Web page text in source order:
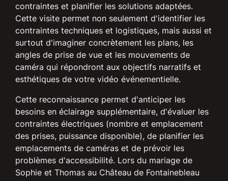
contraintes et planifier les solutions adaptées.
Cette visite permet non seulement d'identifier les
contraintes techniques et logistiques, mais aussi et
surtout d'imaginer concrètement les plans, les
angles de prise de vue et les mouvements de
caméra qui répondront aux objectifs narratifs et
esthétiques de votre vidéo événementielle.
Cette reconnaissance permet d'anticiper les
besoins en éclairage supplémentaire, d'évaluer les
contraintes électriques (nombre et emplacement
des prises, puissance disponible), de planifier les
emplacements de caméras et de prévoir les
problèmes d'accessibilité. Lors du mariage de
Sophie et Thomas au Château de Fontainebleau